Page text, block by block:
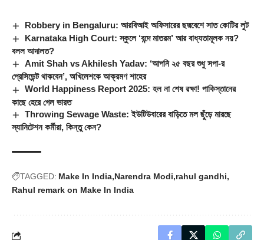
Robbery in Bengaluru: আরবিআই অফিসারের ছদ্মবেশে সাত কোটির লুট
Karnataka High Court: স্কুলে ‘বন্দে মাতরম’ আর বাধ্যতামূলক নয়?
বলল আদালত?
Amit Shah vs Akhilesh Yadav: ‘আপনি ২৫ বছর শুধু সপা-র
প্রেসিডেন্ট থাকবেন’, অখিলেশকে আক্রমণ শাহের
World Happiness Report 2025: হল না শেষ রক্ষা! পাকিস্তানের
কাছে হেরে গেল ভারত
Throwing Sewage Waste: ইউটিউবারের বাড়িতে মল ছুঁড়ে মারছে
স্যানিটেশন কর্মীরা, কিন্তু কেন?
TAGGED: Make In India Narendra Modi rahul gandhi
Rahul remark on Make In India